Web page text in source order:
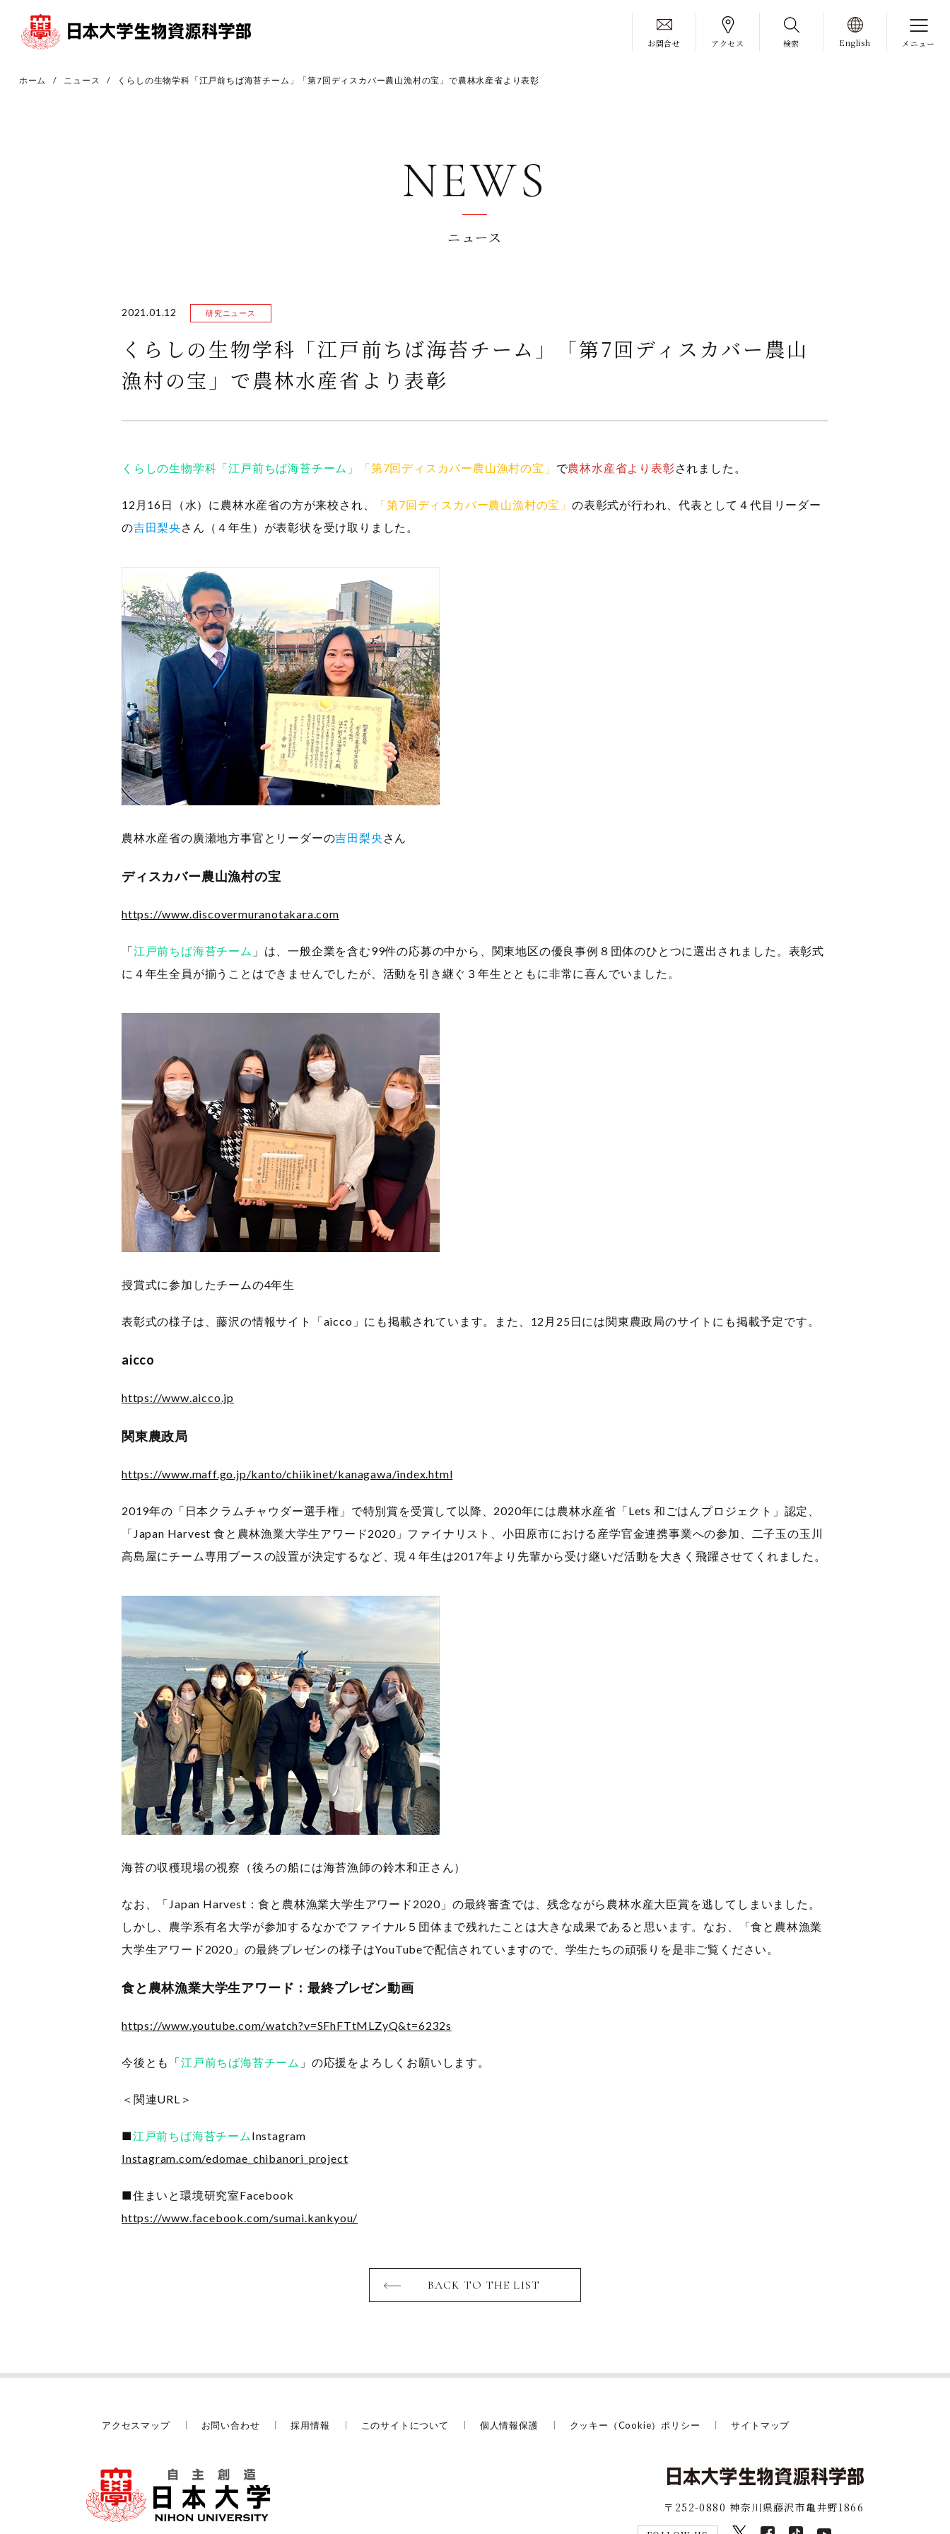
お問合せ アクセス 検索 English メニュー
ホーム ニュース くらしの生物学科「江戸前ちば海苔チーム」「第7回ディスカバー農山漁村の宝」で農林水産省より表彰
NEWS
ニュース
2021.01.12 研究ニュース
くらしの生物学科「江戸前ちば海苔チーム」「第7回ディスカバー農山
漁村の宝」で農林水産省より表彰
くらしの生物学科「江戸前ちば海苔チーム」 「第7回ディスカバー農山漁村の宝」 で農林水産省より表彰されました。
12月16日（水）に農林水産省の方が来校され、 「第7回ディスカバー農山漁村の宝」の表彰式が行われ、代表として４代目リーダー
の吉田梨央 さん（４年生）が表彰状を受け取りました。
農林水産省の廣瀬地方事官とリーダーの吉田梨央 さん
ディスカバー農山漁村の宝
https://www.discovermuranotakara.com
「江戸前ちば海苔チーム 」は、一般企業を含む99件の応募の中から、関東地区の優良事例８団体のひとつに選出されました。表彰式
に４年生全員が揃うことはできませんでしたが、活動を引き継ぐ３年生とともに非常に喜んでいました。
授賞式に参加したチームの4年生
表彰式の様子は、藤沢の情報サイト「aicco」にも掲載されています。また、12月25日には関東農政局のサイトにも掲載予定です。
aicco
https://www.aicco.jp
関東農政局
https://www.maff.go.jp/kanto/chiikinet/kanagawa/index.html
2019年の「日本クラムチャウダー選手権」で特別賞を受賞して以降、2020年には農林水産省「Lets 和ごはんプロジェクト」認定、
「Japan Harvest 食と農林漁業大学生アワード2020」ファイナリスト、小田原市における産学官金連携事業への参加、二子玉の玉川
高島屋にチーム専用ブースの設置が決定するなど、現４年生は2017年より先輩から受け継いだ活動を大きく飛躍させてくれました。
海苔の収穫現場の視察（後ろの船には海苔漁師の鈴木和正さん）
なお、「Japan Harvest：食と農林漁業大学生アワード2020」の最終審査では、残念ながら農林水産大臣賞を逃してしまいました。
しかし、農学系有名大学が参加するなかでファイナル５団体まで残れたことは大きな成果であると思います。なお、「食と農林漁業
大学生アワード2020」の最終プレゼンの様子はYouTubeで配信されていますので、学生たちの頑張りを是非ご覧ください。
食と農林漁業大学生アワード：最終プレゼン動画
https://www.youtube.com/watch?v=SFhFTtMLZyQ&t=6232s
今後とも「江戸前ちば海苔チーム 」の応援をよろしくお願いします。
＜関連URL＞
■江戸前ちば海苔チーム Instagram
Instagram.com/edomae_chibanori_project
■住まいと環境研究室Facebook
https://www.facebook.com/sumai.kankyou/
BACK TO THE LIST
アクセスマップ お問い合わせ 採用情報 このサイトについて 個人情報保護 クッキー（Cookie）ポリシー サイトマップ
〒252-0880 神奈川県藤沢市亀井野1866